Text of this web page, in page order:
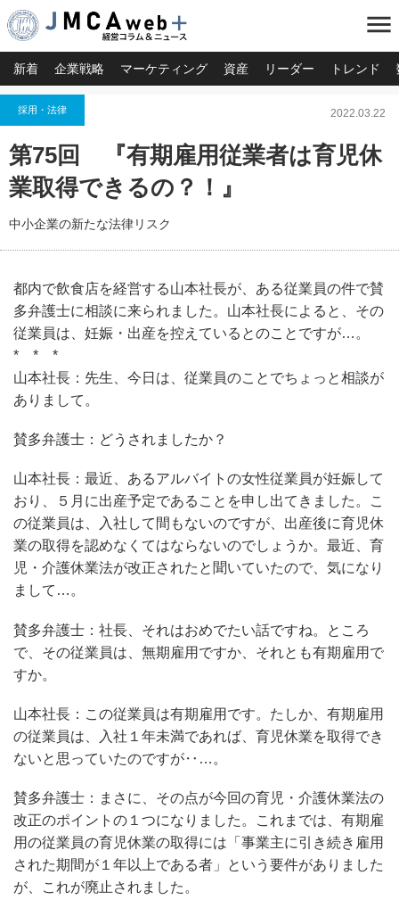
menu
新着 企業戦略 マーケティング 資産 リーダー トレンド
採用・法律 2022.03.22
第75回 『有期雇用従業者は育児休
業取得できるの？！』
中小企業の新たな法律リスク
都内で飲食店を経営する山本社長が、ある従業員の件で賛
多弁護士に相談に来られました。山本社長によると、その
従業員は、妊娠・出産を控えているとのことですが…。
* * *
山本社長：先生、今日は、従業員のことでちょっと相談が
ありまして。
賛多弁護士：どうされましたか？
山本社長：最近、あるアルバイトの女性従業員が妊娠して
おり、５月に出産予定であることを申し出てきました。こ
の従業員は、入社して間もないのですが、出産後に育児休
業の取得を認めなくてはならないのでしょうか。最近、育
児・介護休業法が改正されたと聞いていたので、気になり
まして…。
賛多弁護士：社長、それはおめでたい話ですね。ところ
で、その従業員は、無期雇用ですか、それとも有期雇用で
すか。
山本社長：この従業員は有期雇用です。たしか、有期雇用
の従業員は、入社１年未満であれば、育児休業を取得でき
ないと思っていたのですが‥…。
賛多弁護士：まさに、その点が今回の育児・介護休業法の
改正のポイントの１つになりました。これまでは、有期雇
用の従業員の育児休業の取得には「事業主に引き続き雇用
された期間が１年以上である者」という要件がありました
が、これが廃止されました。